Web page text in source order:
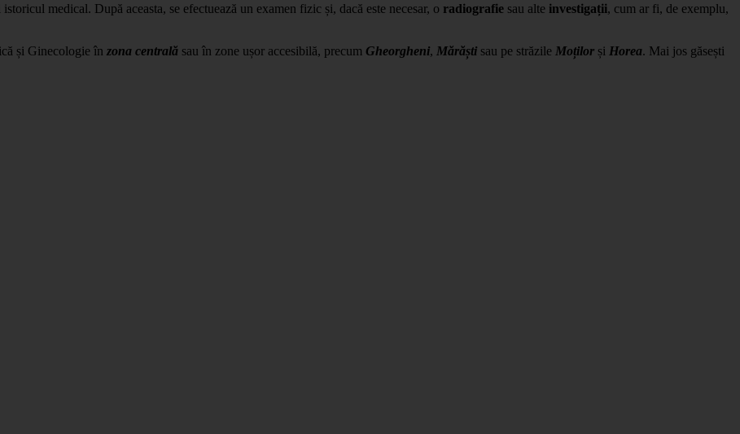
medical. După aceasta, se efectuează un examen fizic și, dacă este necesar, o radiografie sau alte investigații, cum ar fi, de exemplu,
și Ginecologie în zona centrală sau în zone ușor accesibilă, precum Gheorgheni, Mărăști sau pe străzile Moților și Horea. Mai jos găsești